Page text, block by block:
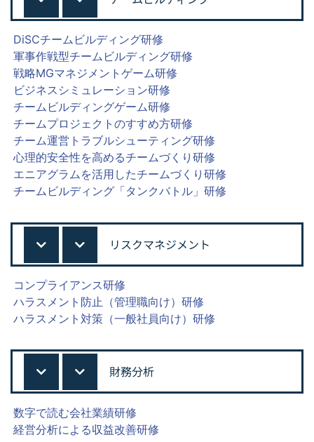
DiSCチームビルディング研修
軍事作戦型チームビルディング研修
戦略MGマネジメントゲーム研修
ビジネスシミュレーション研修
チームビルディングゲーム研修
チームプロジェクトのすすめ方研修
チーム運営トラブルシューティング研修
心理的安全性を高めるチームづくり研修
エニアグラムを活用したチームづくり研修
チームビルディング「タンクバトル」研修
リスクマネジメント
コンプライアンス研修
ハラスメント防止（管理職向け）研修
ハラスメント対策（一般社員向け）研修
財務分析
数字で読む会社業績研修
経営分析による収益改善研修